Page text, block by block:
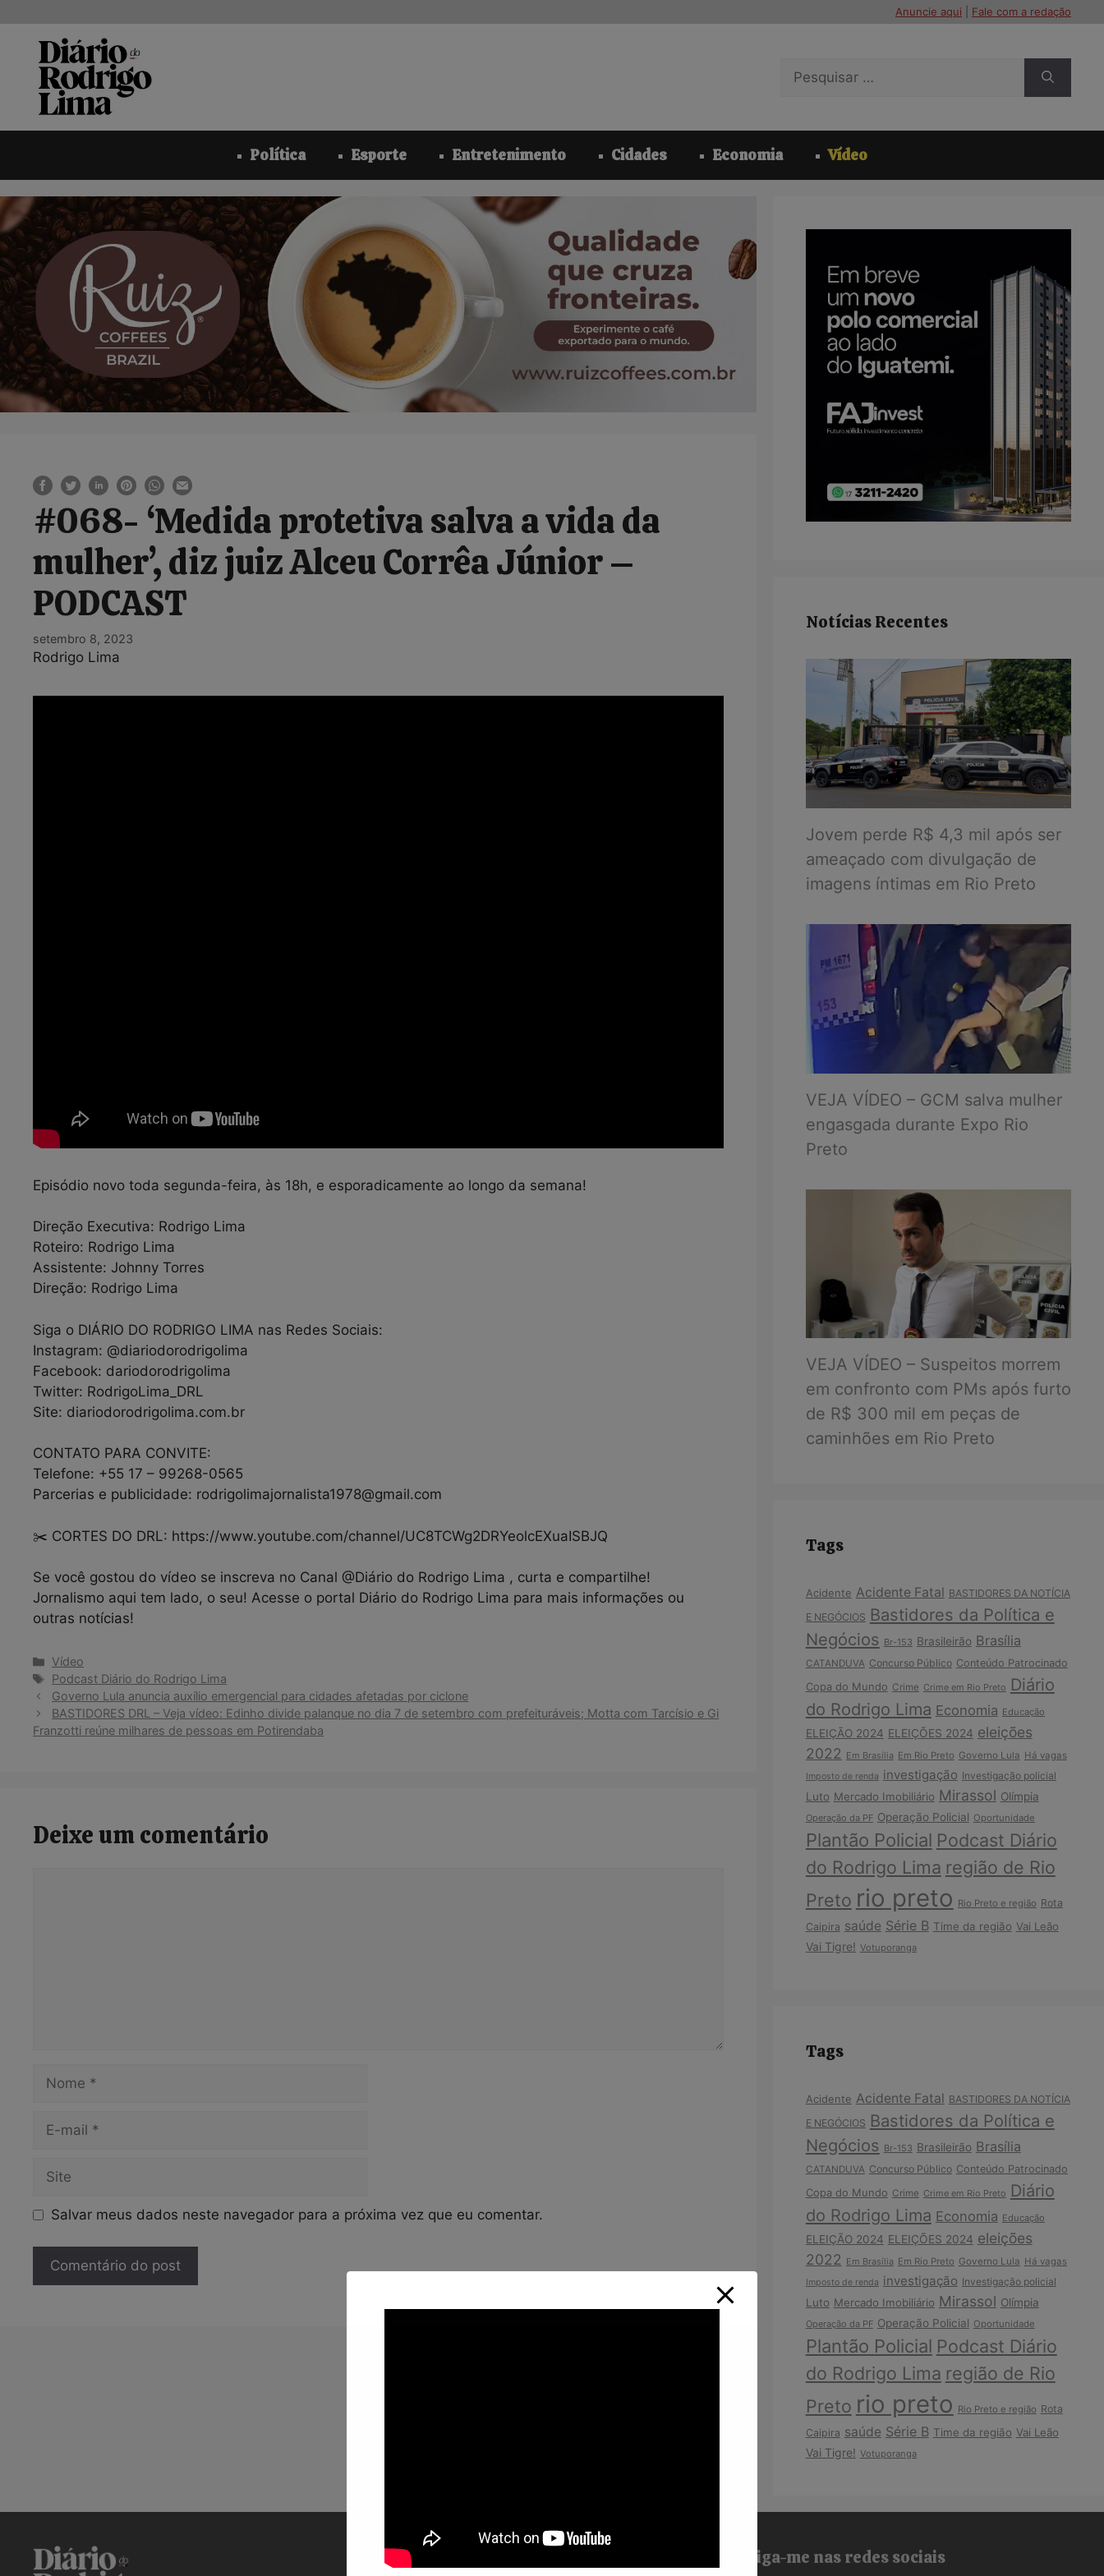
conteúdo
Anuncie aqui Fale com a redação
por:
Política Esporte Entretenimento Cidades Economia Vídeo
#068- ‘Medida protetiva salva a vida da
mulher’, diz juiz Alceu Corrêa Júnior –
PODCAST
setembro 8, 2023
Rodrigo Lima
Episódio novo toda segunda-feira, às 18h, e esporadicamente ao longo da semana!
Direção Executiva: Rodrigo Lima
Roteiro: Rodrigo Lima
Assistente: Johnny Torres
Direção: Rodrigo Lima
Siga o DIÁRIO DO RODRIGO LIMA nas Redes Sociais:
Instagram: @diariodorodrigolima
Facebook: dariodorodrigolima
Twitter: RodrigoLima_DRL
Site: diariodorodrigolima.com.br
CONTATO PARA CONVITE:
Telefone: +55 17 – 99268-0565
Parcerias e publicidade: rodrigolimajornalista1978@gmail.com
✂️ CORTES DO DRL: https://www.youtube.com/channel/UC8TCWg2DRYeolcEXuaISBJQ
Se você gostou do vídeo se inscreva no Canal @Diário do Rodrigo Lima , curta e compartilhe!
Jornalismo aqui tem lado, o seu! Acesse o portal Diário do Rodrigo Lima para mais informações ou
outras notícias!
Categorias
Vídeo
Tags
Podcast Diário do Rodrigo Lima
Governo Lula anuncia auxílio emergencial para cidades afetadas por ciclone
BASTIDORES DRL – Veja vídeo: Edinho divide palanque no dia 7 de setembro com prefeituráveis; Motta com Tarcísio e Gi
Franzotti reúne milhares de pessoas em Potirendaba
Deixe um comentário
Nome
Site
Salvar meus dados neste navegador para a próxima vez que eu comentar.
Notícias Recentes
Jovem perde R$ 4,3 mil após ser
ameaçado com divulgação de
imagens íntimas em Rio Preto
VEJA VÍDEO – GCM salva mulher
engasgada durante Expo Rio
Preto
VEJA VÍDEO – Suspeitos morrem
em confronto com PMs após furto
de R$ 300 mil em peças de
caminhões em Rio Preto
Tags
Acidente Acidente Fatal BASTIDORES DA NOTÍCIA
E NEGÓCIOS Bastidores da Política e
Negócios Br-153 Brasileirão Brasília
CATANDUVA Concurso Público Conteúdo Patrocinado
Copa do Mundo Crime Crime em Rio Preto Diário
do Rodrigo Lima Economia Educação
ELEIÇÃO 2024 ELEIÇÕES 2024 eleições
2022 Em Brasília Em Rio Preto Governo Lula Há vagas
Imposto de renda investigação Investigação policial
Luto Mercado Imobiliário Mirassol Olímpia
Operação da PF Operação Policial Oportunidade
Plantão Policial Podcast Diário
do Rodrigo Lima região de Rio
Preto rio preto Rio Preto e região Rota
Caipira saúde Série B Time da região Vai Leão
Vai Tigre! Votuporanga
Tags
Acidente Acidente Fatal BASTIDORES DA NOTÍCIA
E NEGÓCIOS Bastidores da Política e
Negócios Br-153 Brasileirão Brasília
CATANDUVA Concurso Público Conteúdo Patrocinado
Copa do Mundo Crime Crime em Rio Preto Diário
do Rodrigo Lima Economia Educação
ELEIÇÃO 2024 ELEIÇÕES 2024 eleições
2022 Em Brasília Em Rio Preto Governo Lula Há vagas
Imposto de renda investigação Investigação policial
Luto Mercado Imobiliário Mirassol Olímpia
Operação da PF Operação Policial Oportunidade
Plantão Policial Podcast Diário
do Rodrigo Lima região de Rio
Preto rio preto Rio Preto e região Rota
Caipira saúde Série B Time da região Vai Leão
Vai Tigre! Votuporanga
Informações Siga-me nas redes sociais